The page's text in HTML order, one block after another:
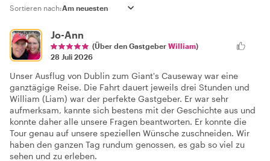
Sortieren nach:
Jo-Ann
(Über den Gastgeber William)
28 Juli 2026
Unser Ausflug von Dublin zum Giant's Causeway war eine
ganztägige Reise. Die Fahrt dauert jeweils drei Stunden und
William (Liam) war der perfekte Gastgeber. Er war sehr
aufmerksam, kannte sich bestens mit der Geschichte aus und
konnte daher alle unsere Fragen beantworten. Er konnte die
Tour genau auf unsere speziellen Wünsche zuschneiden. Wir
haben den ganzen Tag rundum genossen, es gab so viel zu
sehen und zu erleben.